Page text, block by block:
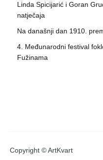
Linda Spicijarić i Goran
natječaja
Na današnji dan 1910.
4. Međunarodni festival
Fužinama
Copyright © ArtKvart